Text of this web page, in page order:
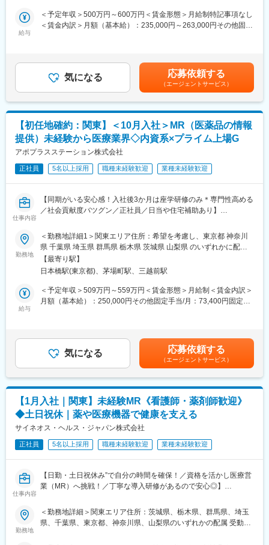
入社月が決まっているため同期も多く安心してスタート可能
具体的には、「どんな病気に効くか（効果）／副作用や注意点／
品質に問題はないか」をわかりやすく伝えます
自分が関わった薬が患者様の治療につながり、感謝されるやりが
いのある仕事です
＼求人のポイント／
◎未経験から医療業界へ｜大手製薬会社のプロジェクトで働ける
◎3ヶ月研修＋OJTでゼロから育成｜専門性の高いキャリア形成
◎年収500万円～＋社宅補助あり｜収入アップ可能
◎異業種出身者（営業、接客、旅行・ホテル、介護、公務員、教
■入社後の流れ
▽約3ヶ月の研修（医療知識・業務理解）
けながら実務習得
▽キャリア形成（MR経験者スペシャリスト・管理職や本社管理職
へのキャリアアップ＆キャリアチェンジの可能性アリ）
■充実した研修制度
・入社後3ヶ月は研修に専念（基礎から習得）
・全員未経験入社！同期とスタートできる環境
・外勤手当（1日1,500円）
・社宅制度（家賃60％会社負担）※条件あり
■当社の特徴
研修終了後は各製薬メーカーのプロジェクトに配属される『コン
クラクトMR』。配属期間は平均2～3年程。新薬を中心にプロジ
ェクトが豊富にあり、成長機会が広がります。
■豊富なキャリアパス
がんや希少疾患の医薬品担当など専門性を深めるキャリアや、マ
ネジメント・人材育成など多様なキャリアパスが可能。
また、医薬品という景気に左右されにくい分野で専門知識が身に
変更の範囲：会社の定める業務
給与
＜予定年収＞500万円～600万円＜賃金形態＞月給制特記事項なし
＜賃金内訳＞月額（基本給）：235,000円～263,000円その他固定
を全額支給 ■賞与年2回（昨年度実績4.2ヶ月）、報酬改定年1回■
全国勤務が可能な方は、50万円の一時金を支給(3ヶ月の試用期間
後の翌月給与で支給)賃金はあくまでも目安の金額であり、選考を
通じて上下する可能性があります。月給(月額)は固定手当を含めた
表記です。
気になる 応募依頼する
（エージェントサービス）
【初任地確約：関東】＜10月入社＞MR（医薬品の情報
提供）未経験から医療業界◇内資系×プライム上場G
アポプラスステーション株式会社
正社員 5名以上採用 職種未経験歓迎 業種未経験歓迎
仕事内容
【同期がいる安心感！入社後3か月は座学研修のみ＊専門性高める
／社会貢献度バツグン／正社員／日当や住宅補助あり】
★本ポジションは、未経験から医療業界で活躍できます！
・医療を通じて社会に貢献したい
・仕事を通じて学びを深め自己の成長を実感したい
・専門職として知識、技能を身に付けたい
・内資系の安定企業で働きたい
という方にはおススメです！
＜2人に1人は未経験入社、75%は異業種からの転職者です＞
品に関する情報提供を行います。
医薬品は「どの成分に、どのような効果があって、誰に使うと良
いのか」などの情報が付加されて、初めて効果的に使うことがで
きます。医師への適切な医薬品情報の提供を通じて、患者さんの
治療、地域医療課題に貢献することができます。
■安心の研修体制：
・入社から3か月間：座学研修（導入教育）のみ
└医薬品や医療業界、営業方法についての知識を身につけます。
・導入教育終了後は、Web講義、e-Learning、集合研修を組み合
わせて行う、MR認定試験に100％を担保する対策講座がありま
・現場配属後も月1回以上の面談を設けており、成果を出すための
フォロー体制を整えております。
勤務地
＜勤務地詳細1＞関東エリア住所：希望を考慮し、東京都 神奈川
県 千葉県 埼玉県 群馬県 栃木県 茨城県 山梨県 のいずれかに配属
致します。受動喫煙対策：屋内全面禁煙＜勤務地詳細2＞本社住
所：東京都中央区日本橋2-14-1 フロントプレイス日本橋勤務地最
更の範囲：会社の定める事業所
【最寄り駅】
日本橋駅(東京都)、茅場町駅、三越前駅
給与
＜予定年収＞509万円～559万円＜賃金形態＞月給制＜賃金内訳＞
月額（基本給）：250,000円その他固定手当/月：73,400円固定残
どを考慮し、規定により決定します。※年収の他に別途日当（月額
3～4万円）・諸手当有昇給：年1回★頑張りに応じて年収UP★赴
任先の評価次第で大幅に年収をUPできます。（年2回業績給改
定）賃金はあくまでも目安の金額であり、選考を通じて上下する
可能性があります。月給(月額)は固定手当を含めた表記です。
気になる 応募依頼する
（エージェントサービス）
【1月入社｜関東】未経験MR《看護師・薬剤師歓迎》
◆土日祝休｜薬や医療機器で健康を支える
サイネオス・ヘルス・ジャパン株式会社
正社員 5名以上採用 職種未経験歓迎 業種未経験歓迎
仕事内容
【日勤・土日祝休み”で自分の時間を確保！／資格を活かし医療営
業（MR）へ挑戦！／丁寧な導入研修があるので安心◎】
《資格と想いがあれば活躍できる！》
「誰かのためになる仕事がしたい」「社会貢献につながる仕事を
したい」という想いがあればOK！当社には、臨床経験を活かして
勤務地
＜勤務地詳細＞関東エリア住所：茨城県、栃木県、群馬県、埼玉
県、千葉県、東京都、神奈川県、山梨県のいずれかの配属 受動喫